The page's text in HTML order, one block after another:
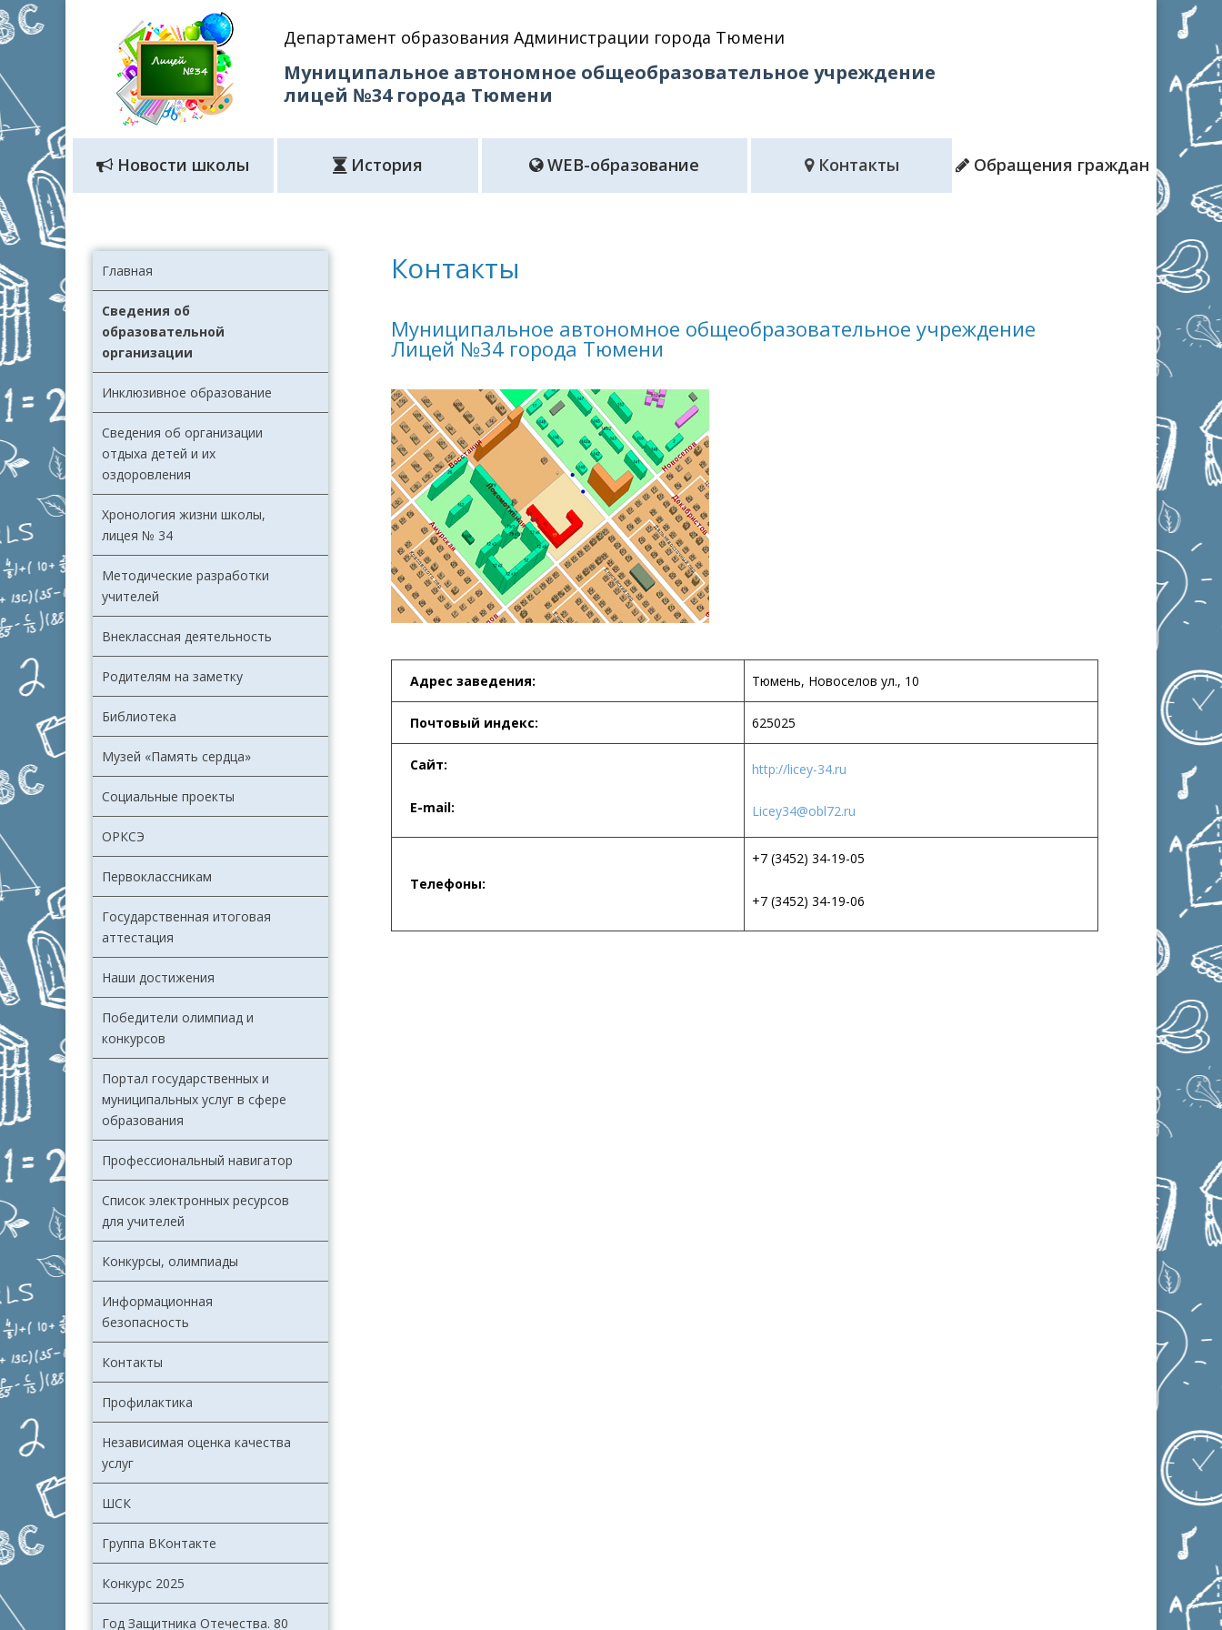
Департамент образования Администрации города Тюмени
Муниципальное автономное общеобразовательное учреждение
лицей №34 города Тюмени
Новости школы История WEB-образование Контакты Обращения граждан
Главная
Сведения об
образовательной
организации
Инклюзивное образование
Сведения об организации
отдыха детей и их
оздоровления
Хронология жизни школы,
лицея № 34
Методические разработки
учителей
Внеклассная деятельность
Родителям на заметку
Библиотека
Музей «Память сердца»
Социальные проекты
ОРКСЭ
Первоклассникам
Государственная итоговая
аттестация
Наши достижения
Победители олимпиад и
конкурсов
Портал государственных и
муниципальных услуг в сфере
образования
Профессиональный навигатор
Список электронных ресурсов
для учителей
Конкурсы, олимпиады
Информационная
безопасность
Контакты
Профилактика
Независимая оценка качества
услуг
ШСК
Группа ВКонтакте
Конкурс 2025
Год Защитника Отечества. 80
Контакты
Муниципальное автономное общеобразовательное учреждение
Лицей №34 города Тюмени
Адрес заведения: Тюмень, Новоселов ул., 10
Почтовый индекс: 625025
Сайт:
E-mail:
http://licey-34.ru
Licey34@obl72.ru
Телефоны:
+7 (3452) 34-19-05
+7 (3452) 34-19-06